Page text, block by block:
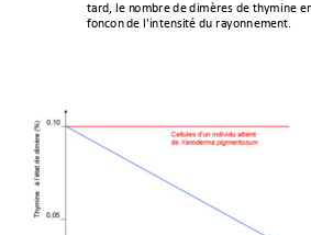
tard, le nombre de dimères de thymine
fonction de l'intensité du rayonnement.